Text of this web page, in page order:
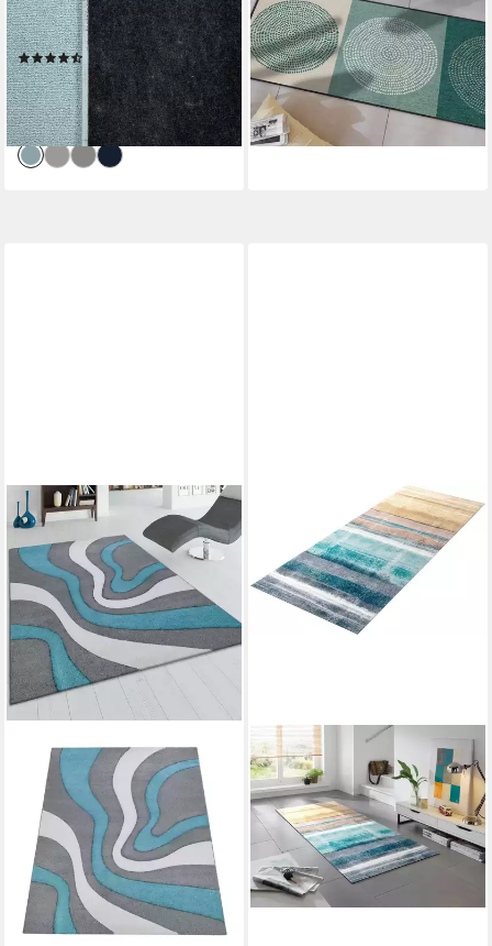
Kurzflor, Uni-Farben, ideal im
Flur und Schlafzimmer
(2)
34,99 € UVP 69,99 €
-50%
lieferbar - in 4-5 Werktagen bei dir
Läufer groß, Höhe: 750 mm
ab 179,95 €
lieferbar - in 2-3 Werktagen bei dir